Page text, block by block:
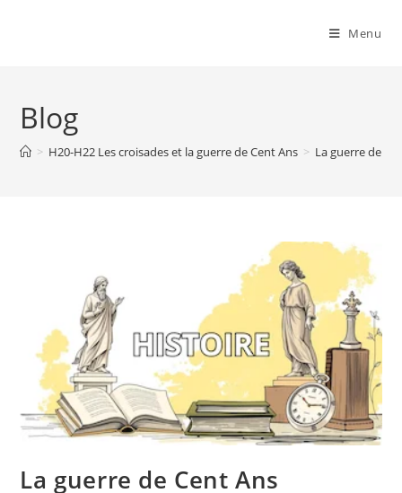
Menu
Blog
> H20-H22 Les croisades et la guerre de Cent Ans > La guerre de
La guerre de Cent Ans